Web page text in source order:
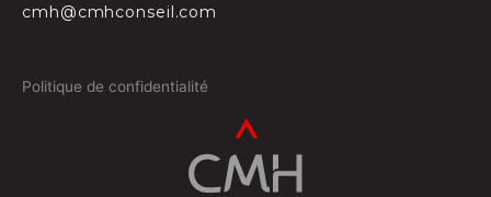
cmh@cmhconseil.com
Politique de confidentialité